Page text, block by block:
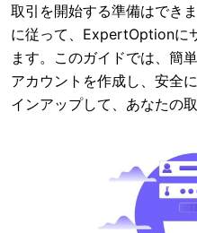
取引を開始する準備はでき
に従って、ExpertOptionに
ます。このガイドでは、簡
アカウントを作成し、安全
インアップして、あなたの